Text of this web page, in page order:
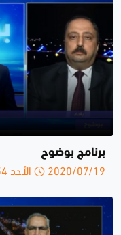
برنامج بوضوح
2020/07/19 الأحد 23:54 م